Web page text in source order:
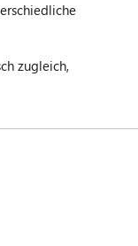
zugleich,